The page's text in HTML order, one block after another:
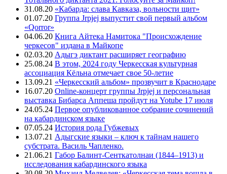
31.08.20 «Кабарда: слава Кавказа, вольности щит»
01.07.20 Группа Jrpjej выпустит свой первый альбом
«Qorror»
04.06.20 Книга Айтека Намитока "Происхождение
черкесов" издана в Майкопе
02.03.20 Адыгэ диктант расширяет географию
25.08.24 В этом, 2024 году Черкесская культурная
ассоциация Кёльна отмечает свое 50-летие
13.09.21 «Черкесский альбом» прозвучит в Краснодаре
16.07.20 Online-концерт группы Jrpjej и персональная
выставка Бибарса Аппеша пройдут на Yotube 17 июля
24.05.24 Первое опубликованное собрание сочинений
на кабардинском языке
07.05.24 История рода Губжевых
13.07.21 Адыгские языки – ключ к тайнам нашего
субстрата. Василь Чапленко.
21.06.21 Габор Балинт-Сенткатолнаи (1844–1913) и
исследования кабардинского языка